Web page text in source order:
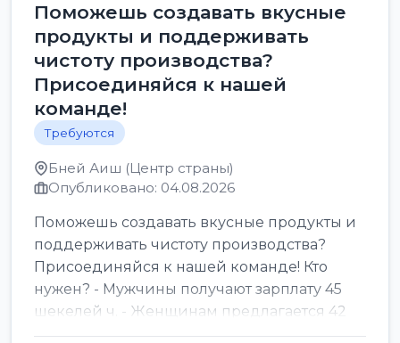
Поможешь создавать вкусные
продукты и поддерживать
чистоту производства?
Присоединяйся к нашей
команде!
Требуются
Бней Аиш (Центр страны)
Опубликовано: 04.08.2026
Поможешь создавать вкусные продукты и
поддерживать чистоту производства?
Присоединяйся к нашей команде! Кто
нужен? - Мужчины получают зарплату 45
шекелей ч. - Женщинам предлагается 42
шекеля ч. График...